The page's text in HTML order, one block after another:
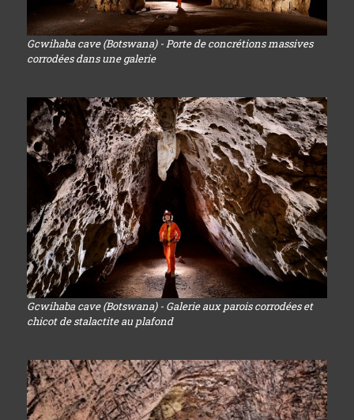
Gcwihaba cave (Botswana) - Porte de concrétions massives
corrodées dans une galerie
Gcwihaba cave (Botswana) - Galerie aux parois corrodées et
chicot de stalactite au plafond